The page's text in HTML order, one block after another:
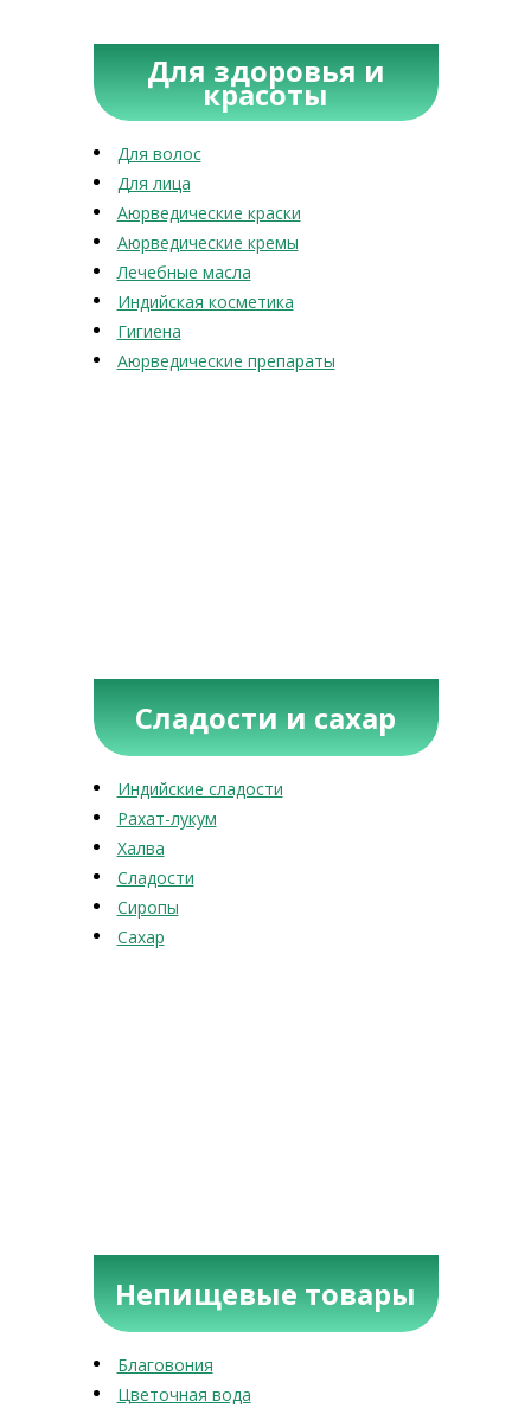
Для здоровья и
красоты
Для волос
Для лица
Аюрведические краски
Аюрведические кремы
Лечебные масла
Индийская косметика
Гигиена
Аюрведические препараты
Сладости и сахар
Индийские сладости
Рахат-лукум
Халва
Сладости
Сиропы
Сахар
Непищевые товары
Благовония
Цветочная вода